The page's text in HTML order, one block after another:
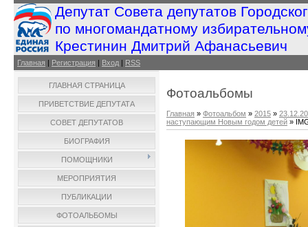
Депутат Совета депутатов
по многомандатному
Крестинин Дмитрий Афанасьевич
Главная | Регистрация | Вход | RSS
ГЛАВНАЯ СТРАНИЦА
ПРИВЕТСТВИЕ ДЕПУТАТА
СОВЕТ ДЕПУТАТОВ
БИОГРАФИЯ
ПОМОЩНИКИ
МЕРОПРИЯТИЯ
ПУБЛИКАЦИИ
ФОТОАЛЬБОМЫ
Фотоальбомы
Главная » Фотоальбом » 2015 »
наступающим Новым годом детей »